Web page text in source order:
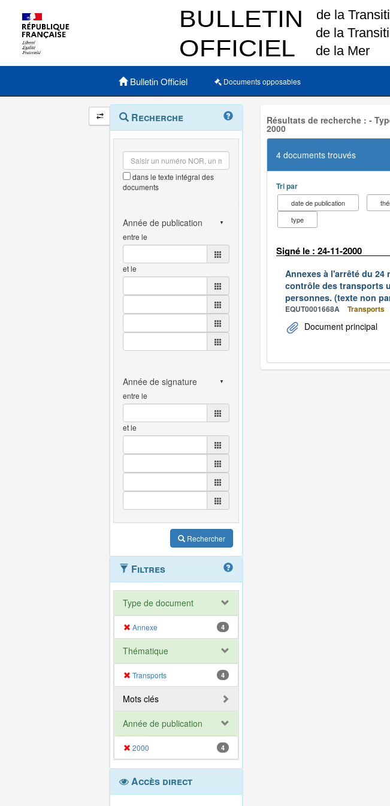
Menu principal
Bulletin Officiel Documents opposables
Navigation
et
outils
annexes
Menu
contextuel
Recherche
dans le texte intégral des
documents
entre le
et le
entre le
et le
Rechercher
Filtres
Type de document
Annexe 4
Thématique
Transports 4
Mots clés
Année de publication
2000 4
Accès direct
Résultats de recherche : -
2000
4 documents trouvés
Tri par
date de publication
type
Signé le : 24-11-2000
Annexes à l'arrêté du 24
contrôle des transports
personnes. (texte non
EQUT0001668A Transports
Document principal